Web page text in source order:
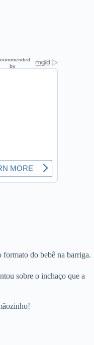
do bebê na barriga.
sobre o inchaço que a